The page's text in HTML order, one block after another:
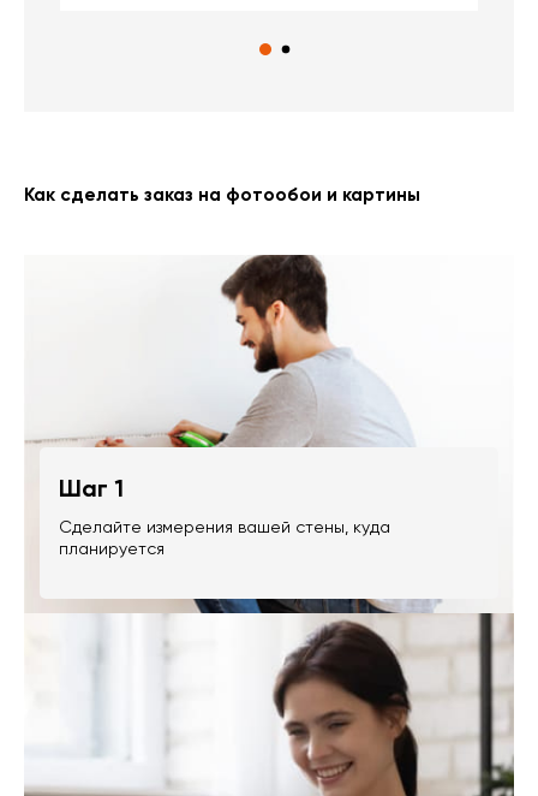
Как сделать заказ на фотообои и картины
Шаг 1
Сделайте измерения вашей стены, куда
планируется